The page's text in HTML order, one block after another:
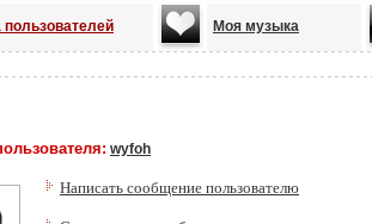
пользователей Моя музыка
wyfoh
Написать сообщение пользователю